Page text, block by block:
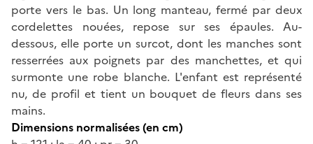
porte vers le bas. Un long manteau, fermé par deux
cordelettes nouées, repose sur ses épaules. Au-
dessous, elle porte un surcot, dont les manches sont
resserrées aux poignets par des manchettes, et qui
surmonte une robe blanche. L'enfant est représenté
nu, de profil et tient un bouquet de fleurs dans ses
mains.
Dimensions normalisées (en cm)